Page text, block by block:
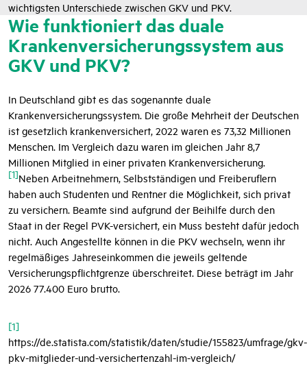
wichtigsten Unterschiede zwischen GKV und PKV.
Wie funktioniert das duale
Krankenversicherungssystem aus
GKV und PKV?
In Deutschland gibt es das sogenannte duale
Krankenversicherungssystem. Die große Mehrheit der Deutschen
ist gesetzlich krankenversichert, 2022 waren es 73,32 Millionen
Menschen. Im Vergleich dazu waren im gleichen Jahr 8,7
Millionen Mitglied in einer privaten Krankenversicherung.
[1]Neben Arbeitnehmern, Selbstständigen und Freiberuflern
haben auch Studenten und Rentner die Möglichkeit, sich privat
zu versichern. Beamte sind aufgrund der Beihilfe durch den
Staat in der Regel PVK-versichert, ein Muss besteht dafür jedoch
nicht. Auch Angestellte können in die PKV wechseln, wenn ihr
regelmäßiges Jahreseinkommen die jeweils geltende
Versicherungspflichtgrenze überschreitet. Diese beträgt im Jahr
2026 77.400 Euro brutto.
[1]
https://de.statista.com/statistik/daten/studie/155823/umfrage/gkv-
pkv-mitglieder-und-versichertenzahl-im-vergleich/